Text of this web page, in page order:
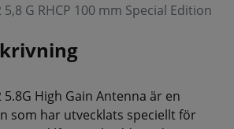
G RHCP 100 mm Special Edition
High Gain Antenna är en
som har utvecklats speciellt för